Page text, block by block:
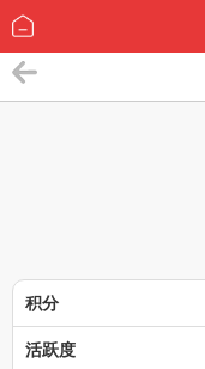
积分
活跃度